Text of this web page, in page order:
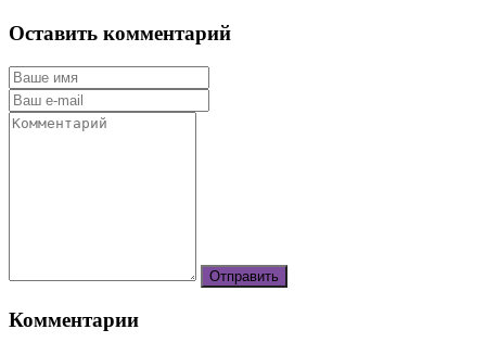
Оставить комментарий
Комментарии